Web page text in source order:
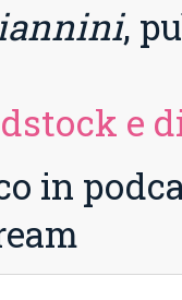
,
e
in